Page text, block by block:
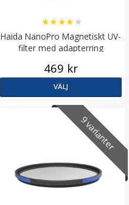
Haida NanoPro Magnetiskt UV-
filter med adapterring
★★★★ ★
469 kr
VÄLJ
9 varianter